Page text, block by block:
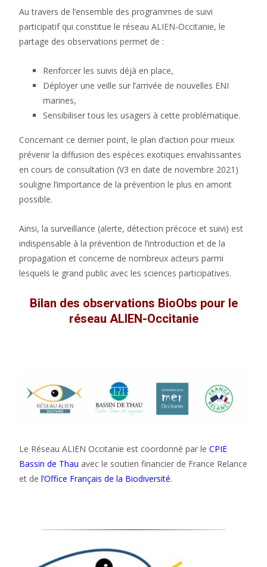
Au travers de l’ensemble des programmes de suivi
participatif qui constitue le réseau ALIEN-Occitanie, le
partage des observations permet de :
Renforcer les suivis déjà en place,
Déployer une veille sur l’arrivée de nouvelles ENI
marines,
Sensibiliser tous les usagers à cette problématique.
Concernant ce dernier point, le plan d’action pour mieux
prévenir la diffusion des espèces exotiques envahissantes
en cours de consultation (V3 en date de novembre 2021)
souligne l’importance de la prévention le plus en amont
possible.
Ainsi, la surveillance (alerte, détection précoce et suivi) est
indispensable à la prévention de l’introduction et de la
propagation et concerne de nombreux acteurs parmi
lesquels le grand public avec les sciences participatives.
Bilan des observations BioObs pour le
réseau ALIEN-Occitanie
Le Réseau ALIEN Occitanie est coordonné par le CPIE
Bassin de Thau avec le soutien financier de France Relance
et de l’Office Français de la Biodiversité.